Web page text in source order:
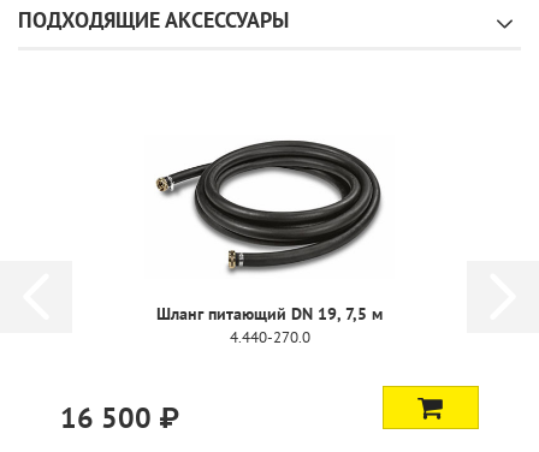
ПОДХОДЯЩИЕ АКСЕССУАРЫ
Шланг питающий DN 19, 7,5 м
4.440-270.0
16 500 ₽